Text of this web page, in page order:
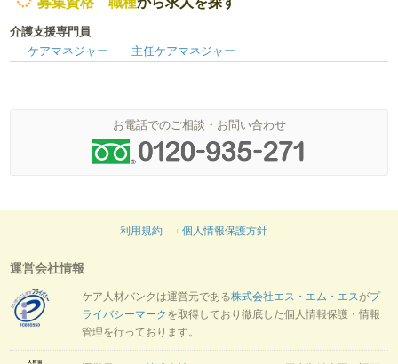
介護支援専門員
ケアマネジャー
主任ケアマネジャー
お電話でのご相談・お問い合わせ
利用規約 個人情報保護方針
運営会社情報
ケア人材バンクは運営元である株式会社エス・エム・エスがプ
ライバシーマーク を取得しており徹底した個人情報保護・情報
管理を行っております。